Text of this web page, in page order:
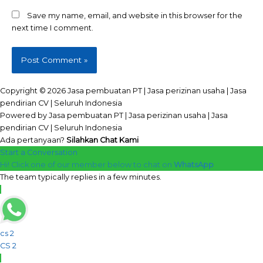
Save my name, email, and website in this browser for the
next time I comment.
Copyright © 2026 Jasa pembuatan PT | Jasa perizinan usaha | Jasa
pendirian CV | Seluruh Indonesia
Powered by Jasa pembuatan PT | Jasa perizinan usaha | Jasa
pendirian CV | Seluruh Indonesia
Ada pertanyaan? Silahkan Chat Kami
Start a Conversation
Hi! Click one of our member below to chat on WhatsApp
The team typically replies in a few minutes.
cs 2
CS 2